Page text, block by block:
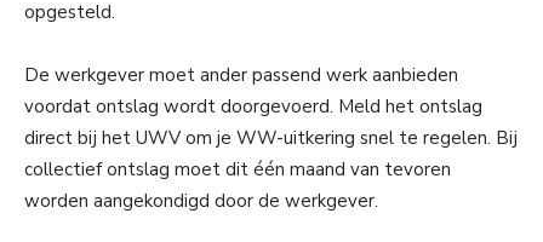
opgesteld.
De werkgever moet ander passend werk aanbieden
voordat ontslag wordt doorgevoerd. Meld het ontslag
direct bij het UWV om je WW-uitkering snel te regelen. Bij
collectief ontslag moet dit één maand van tevoren
worden aangekondigd door de werkgever.